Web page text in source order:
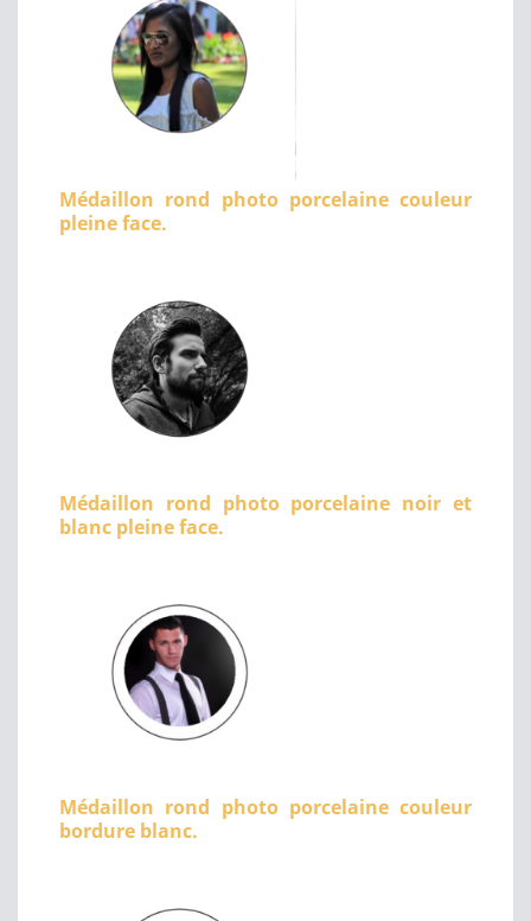
Médaillon rond photo porcelaine couleur
pleine face.
Médaillon rond photo porcelaine noir et
blanc pleine face.
Médaillon rond photo porcelaine couleur
bordure blanc.